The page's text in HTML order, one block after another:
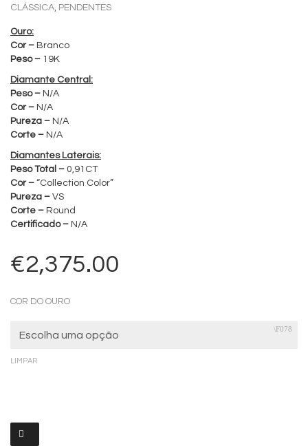
CLÁSSICA PENDENTES
Ouro:
Cor – Branco
Peso – 19K
Diamante Central:
Peso – N/A
Cor – N/A
Pureza – N/A
Corte – N/A
Diamantes Laterais:
Peso Total – 0,91CT
Cor – “Collection Color”
Pureza – VS
Corte – Round
Certificado – N/A
€2,375.00
COR DO OURO
LIMPAR